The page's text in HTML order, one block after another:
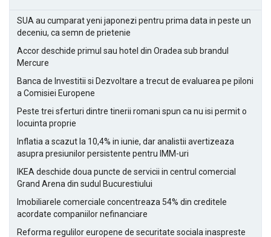
SUA au cumparat yeni japonezi pentru prima data in peste un
deceniu, ca semn de prietenie
Accor deschide primul sau hotel din Oradea sub brandul
Mercure
Banca de Investitii si Dezvoltare a trecut de evaluarea pe piloni
a Comisiei Europene
Peste trei sferturi dintre tinerii romani spun ca nu isi permit o
locuinta proprie
Inflatia a scazut la 10,4% in iunie, dar analistii avertizeaza
asupra presiunilor persistente pentru IMM-uri
IKEA deschide doua puncte de servicii in centrul comercial
Grand Arena din sudul Bucurestiului
Imobiliarele comerciale concentreaza 54% din creditele
acordate companiilor nefinanciare
Reforma regulilor europene de securitate sociala inaspreste